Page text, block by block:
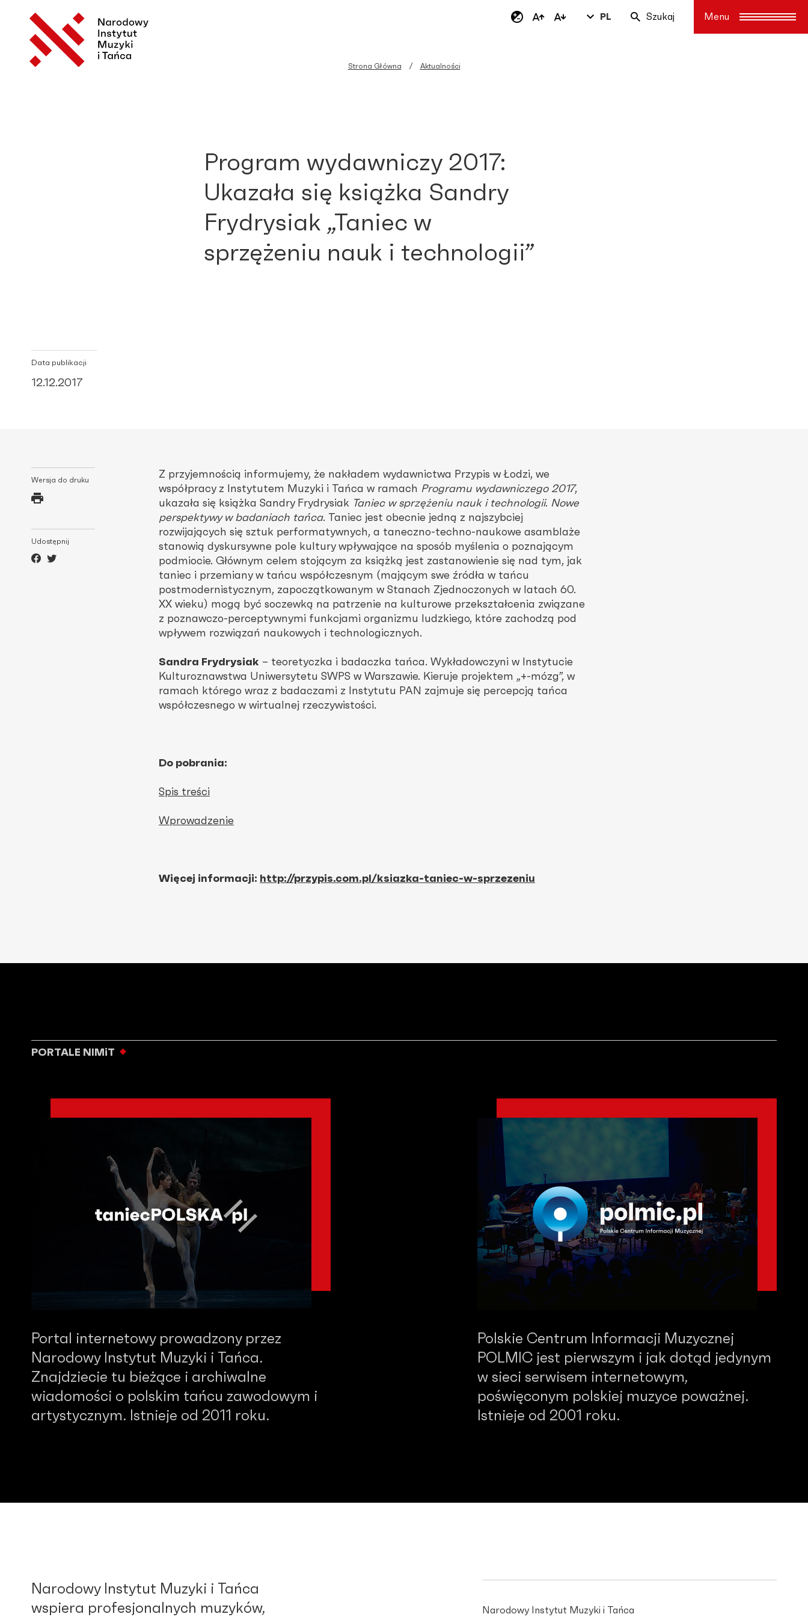
PL Szukaj
Strona Główna Aktualności
Program wydawniczy 2017:
Ukazała się książka Sandry
Frydrysiak „Taniec w
sprzężeniu nauk i technologii”
Data publikacji
12.12.2017
Wersja do druku
Udostępnij
Z przyjemnością informujemy, że nakładem wydawnictwa Przypis w Łodzi, we
współpracy z Instytutem Muzyki i Tańca w ramach Programu wydawniczego 2017,
ukazała się książka Sandry Frydrysiak Taniec w sprzężeniu nauk i technologii. Nowe
perspektywy w badaniach tańca. Taniec jest obecnie jedną z najszybciej
rozwijających się sztuk performatywnych, a taneczno-techno-naukowe asamblaże
stanowią dyskursywne pole kultury wpływające na sposób myślenia o poznającym
podmiocie. Głównym celem stojącym za książką jest zastanowienie się nad tym, jak
taniec i przemiany w tańcu współczesnym (mającym swe źródła w tańcu
postmodernistycznym, zapoczątkowanym w Stanach Zjednoczonych w latach 60.
XX wieku) mogą być soczewką na patrzenie na kulturowe przekształcenia związane
z poznawczo-perceptywnymi funkcjami organizmu ludzkiego, które zachodzą pod
wpływem rozwiązań naukowych i technologicznych.
Sandra Frydrysiak – teoretyczka i badaczka tańca. Wykładowczyni w Instytucie
Kulturoznawstwa Uniwersytetu SWPS w Warszawie. Kieruje projektem „+-mózg”, w
ramach którego wraz z badaczami z Instytutu PAN zajmuje się percepcją tańca
współczesnego w wirtualnej rzeczywistości.
Do pobrania:
Spis treści
Wprowadzenie
Więcej informacji: http://przypis.com.pl/ksiazka-taniec-w-sprzezeniu
PORTALE NIMiT
Portal internetowy prowadzony przez
Narodowy Instytut Muzyki i Tańca.
Znajdziecie tu bieżące i archiwalne
wiadomości o polskim tańcu zawodowym i
artystycznym. Istnieje od 2011 roku.
Polskie Centrum Informacji Muzycznej
POLMIC jest pierwszym i jak dotąd jedynym
w sieci serwisem internetowym,
poświęconym polskiej muzyce poważnej.
Istnieje od 2001 roku.
Narodowy Instytut Muzyki i Tańca
wspiera profesjonalnych muzyków,
Narodowy Instytut Muzyki i Tańca